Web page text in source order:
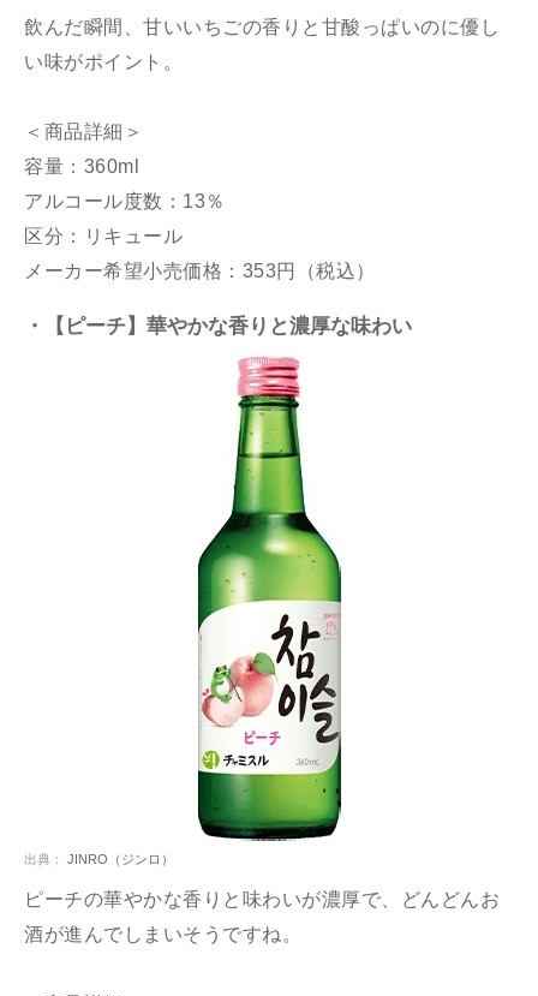
飲んだ瞬間、甘いいちごの香りと甘酸っぱいのに優し
い味がポイント。
＜商品詳細＞
容量：360ml
アルコール度数：13％
区分：リキュール
メーカー希望小売価格：353円（税込）
・【ピーチ】華やかな香りと濃厚な味わい
出典： JINRO（ジンロ）
ピーチの華やかな香りと味わいが濃厚で、どんどんお
酒が進んでしまいそうですね。